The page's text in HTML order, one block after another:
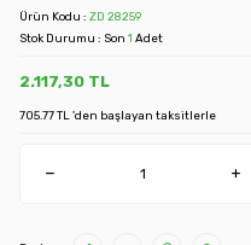
Ürün Kodu : ZD 28259
Stok Durumu : Son 1 Adet
2.117,30 TL
705.77 TL 'den başlayan taksitlerle